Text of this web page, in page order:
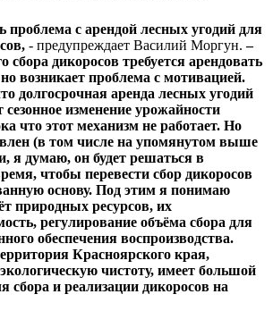
проблема с арендой лесных угодий для
- предупреждает Василий Моргун. –
сбора дикоросов требуется арендовать
возникает проблема с мотивацией.
долгосрочная аренда лесных угодий
изменение урожайности
что этот механизм не работает. Но
(в том числе на упомянутом выше
я думаю, он будет решаться в
чтобы перевести сбор дикоросов
основу. Под этим я понимаю
природных ресурсов, их
регулирование объёма сбора для
обеспечения воспроизводства.
Красноярского края,
чистоту, имеет большой
сбора и реализации дикоросов на